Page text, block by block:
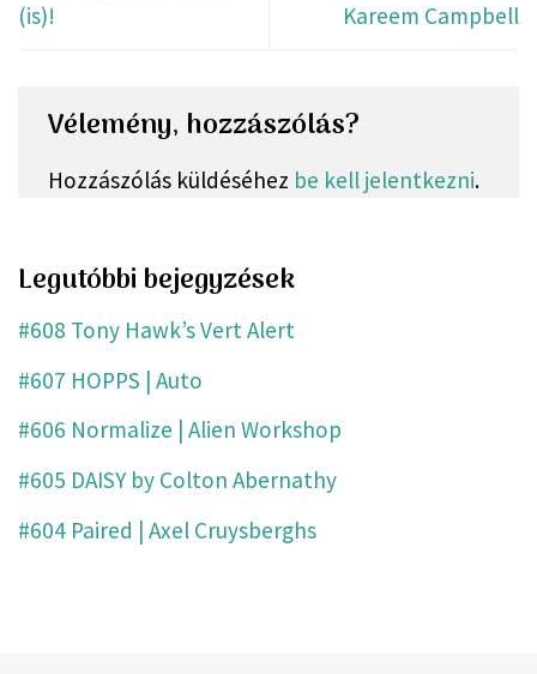
(is)!
Kareem Campbell
Vélemény, hozzászólás?
Hozzászólás küldéséhez be kell jelentkezni.
Legutóbbi bejegyzések
#608 Tony Hawk’s Vert Alert
#607 HOPPS | Auto
#606 Normalize | Alien Workshop
#605 DAISY by Colton Abernathy
#604 Paired | Axel Cruysberghs